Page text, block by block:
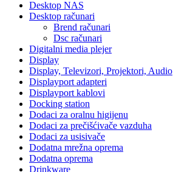
Desktop NAS
Desktop računari
Brend računari
Dsc računari
Digitalni media plejer
Display
Display, Televizori, Projektori, Audio
Displayport adapteri
Displayport kablovi
Docking station
Dodaci za oralnu higijenu
Dodaci za prečišćivače vazduha
Dodaci za usisivače
Dodatna mrežna oprema
Dodatna oprema
Drinkware